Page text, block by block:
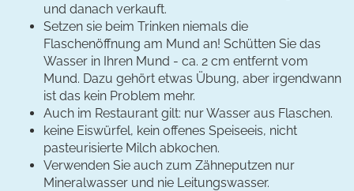
und danach verkauft.
Setzen sie beim Trinken niemals die
Flaschenöffnung am Mund an! Schütten Sie das
Wasser in Ihren Mund - ca. 2 cm entfernt vom
Mund. Dazu gehört etwas Übung, aber irgendwann
ist das kein Problem mehr.
Auch im Restaurant gilt: nur Wasser aus Flaschen.
keine Eiswürfel, kein offenes Speiseeis, nicht
pasteurisierte Milch abkochen.
Verwenden Sie auch zum Zähneputzen nur
Mineralwasser und nie Leitungswasser.